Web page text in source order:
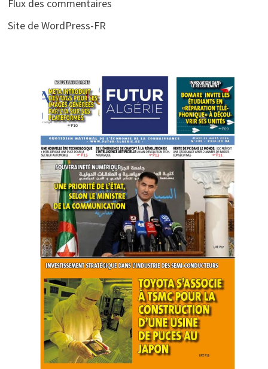
Flux des commentaires
Site de WordPress-FR